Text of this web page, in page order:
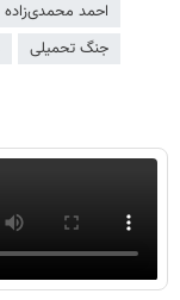
احمد محمدی‌زاده
جنگ تحمیلی